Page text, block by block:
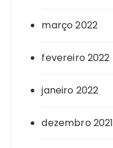
março 2022
fevereiro 2022
janeiro 2022
dezembro 2021